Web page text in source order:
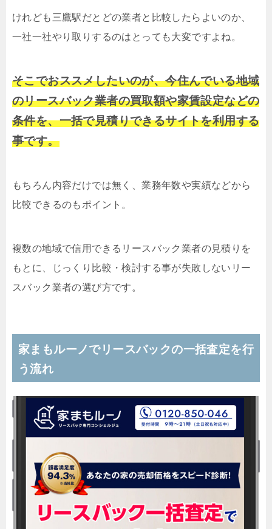
けれども三鷹駅だとどの業者と比較したらよいのか、
一社一社やり取りするのはとっても大変ですよね。
そこでおススメしたいのが、今住んでいる地域
のリースバック業者の買取額や家賃設定などの
条件を、一括で見積りできるサイトを利用する
事です。
もちろん内容だけでは無く、業務年数や実績などから
比較できるのもポイント。
複数の地域で信用できるリースバック業者の見積りを
もとに、じっくり比較・検討する事が失敗しないリー
スバック業者の選び方です。
家まもルーノでリースバックの一括査定を行
う流れ